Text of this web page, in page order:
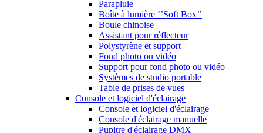
Parapluie
Boîte à lumière ‘’Soft Box’’
Boule chinoise
Assistant pour réflecteur
Polystyrène et support
Fond photo ou vidéo
Support pour fond photo ou vidéo
Systèmes de studio portable
Table de prises de vues
Console et logiciel d'éclairage
Console et logiciel d'éclairage
Console d'éclairage manuelle
Pupitre d'éclairage DMX